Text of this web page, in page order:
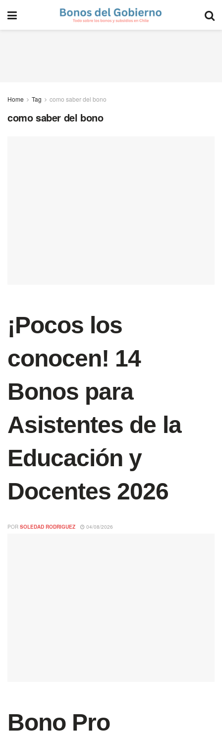
Home Tag como saber del bono
como saber del bono
¡Pocos los
conocen! 14
Bonos para
Asistentes de la
Educación y
Docentes 2026
POR SOLEDAD RODRIGUEZ 04/08/2026
Bono Pro